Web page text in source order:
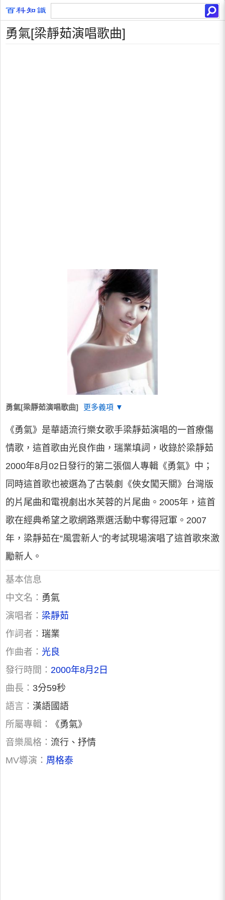
勇氣[梁靜茹演唱歌曲]
勇氣[梁靜茹演唱歌曲] 更多義項 ▼
《勇氣》是華語流行樂女歌手梁靜茹演唱的一首療傷
情歌，這首歌由光良作曲，瑞業填詞，收錄於梁靜茹
2000年8月02日發行的第二張個人專輯《勇氣》中；
同時這首歌也被選為了古裝劇《俠女闖天關》台灣版
的片尾曲和電視劇出水芙蓉的片尾曲。2005年，這首
歌在經典希望之歌網路票選活動中奪得冠軍。2007
年，梁靜茹在“風雲新人”的考試現場演唱了這首歌來激
勵新人。
基本信息
中文名： 勇氣
演唱者： 梁靜茹
作詞者： 瑞業
作曲者： 光良
發行時間： 2000年8月2日
曲長： 3分59秒
語言： 漢語國語
所屬專輯：
《勇氣》
音樂風格： 流行、抒情
MV導演： 周格泰